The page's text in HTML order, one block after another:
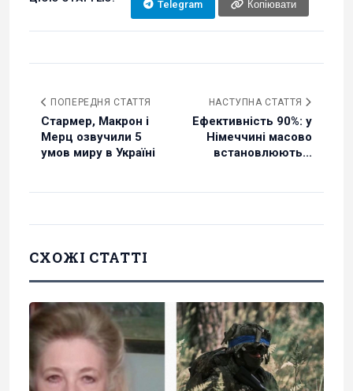
Telegram Копіювати
ПОПЕРЕДНЯ СТАТТЯ
Стармер, Макрон і
Мерц озвучили 5
умов миру в Україні
НАСТУПНА СТАТТЯ
Ефективність 90%: у
Німеччині масово
встановлюють...
СХОЖІ СТАТТІ